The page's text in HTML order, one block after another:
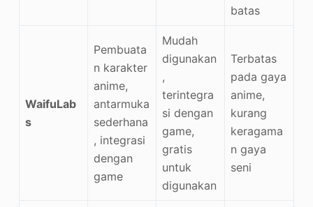
batas
WaifuLab
s
Pembuata
n karakter
anime,
antarmuka
sederhana
, integrasi
dengan
game
Mudah
digunakan
,
terintegra
si dengan
game,
gratis
untuk
digunakan
Terbatas
pada gaya
anime,
kurang
keragama
n gaya
seni